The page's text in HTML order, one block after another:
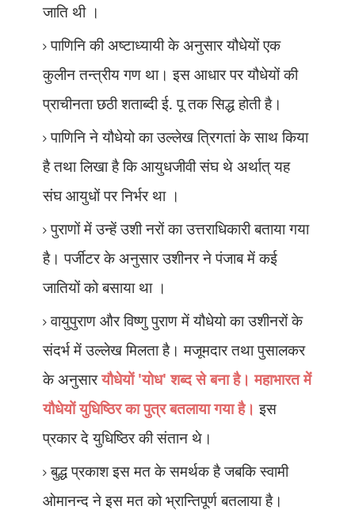
जाति थी ।
पाणिनि की अष्टाध्यायी के अनुसार यौधेयों एक
कुलीन तन्त्रीय गण था। इस आधार पर यौधेयों की
प्राचीनता छठी शताब्दी ई. पू तक सिद्ध होती है।
पाणिनि ने यौधेयो का उल्लेख त्रिगतां के साथ किया
है तथा लिखा है कि आयुधजीवी संघ थे अर्थात् यह
संघ आयुधों पर निर्भर था ।
पुराणों में उन्हें उशी नरों का उत्तराधिकारी बताया गया
है। पर्जीटर के अनुसार उशीनर ने पंजाब में कई
जातियों को बसाया था ।
वायुपुराण और विष्णु पुराण में यौधेयो का उशीनरों के
संदर्भ में उल्लेख मिलता है। मजूमदार तथा पुसालकर
के अनुसारयौधेयों'योध'शब्द से बना है। महाभारत में
यौधेयों युधिष्ठिर का पुत्र बतलाया गया है। इस
प्रकार दे युधिष्ठिर की संतान थे।
बुद्ध प्रकाश इस मत के समर्थक है जबकि स्वामी
ओमानन्द ने इस मत को भ्रान्तिपूर्ण बतलाया है।